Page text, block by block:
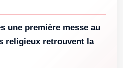
une première messe au
religieux retrouvent la